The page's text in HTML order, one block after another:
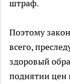
штраф.
Поэтому
всего,
здоровый
поднятии цен